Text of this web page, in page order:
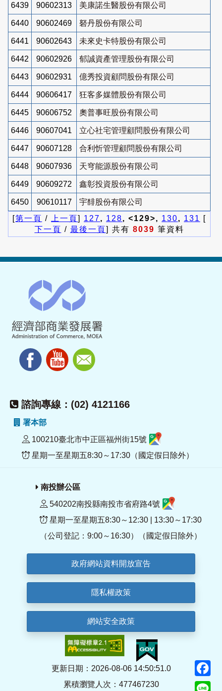
6439 90602313 美康諾生醫股份有限公司
6440 90602469 砮丹股份有限公司
6441 90602643 未來史卡特股份有限公司
6442 90602926 郁誠資產管理股份有限公司
6443 90602931 億秀投資顧問股份有限公司
6444 90606417 狂客多媒體股份有限公司
6445 90606752 奧普事旺股份有限公司
6446 90607041 立心社宅管理顧問股份有限公司
6447 90607128 合利忻管理顧問股份有限公司
6448 90607936 天穹能源股份有限公司
6449 90609272 鑫彰投資股份有限公司
6450 90610117
宇馡股份有限公司
[第一頁 / 上一頁] 127, 128, <129>, 130, 131
[
下一頁 / 最後一頁] 共有 8039 筆資料
諮詢專線：(02) 4121166
署本部
100210臺北市中正區福州街15號
星期一至星期五8:30～17:30（國定假日除外）
南投辦公區
540202南投縣南投市省府路4號
星期一至星期五8:30～12:30 | 13:30～17:30
（公司登記：9:00～16:30）（國定假日除外）
政府網站資料開放宣告
隱私權政策
網站安全政策
更新日期：2026-08-06 14:50:51.0
累積瀏覽人次：477467230